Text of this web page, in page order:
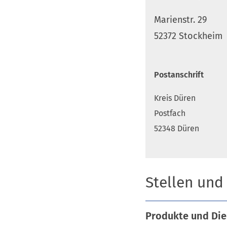
Marienstr. 29
52372 Stockheim
Postanschrift
Kreis Düren
Postfach
52348 Düren
Stellen
Produkte und